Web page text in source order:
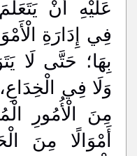
عَلَيْهِ أَنْ
فِي إِدَارَةِ
بِهَا؛ حَتَّى لَا
وَلَا فِي
مِنَ الْأُمُورِ
أَمْوَالًا مِنَ